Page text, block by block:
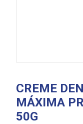
CREME
MÁXIMA
50G